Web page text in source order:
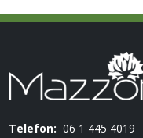
Telefon: 06 1 445 4019